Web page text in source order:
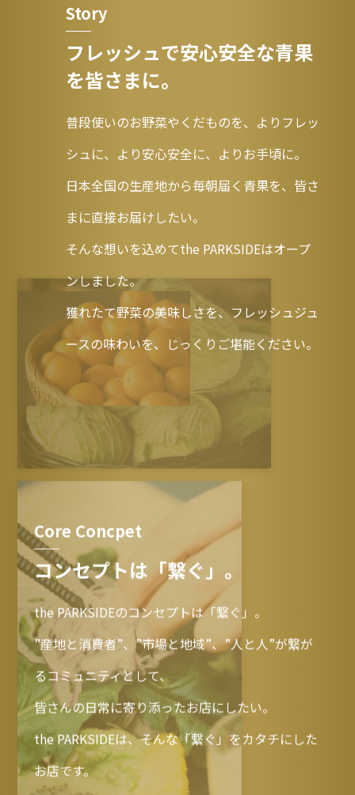
Story
フレッシュで安心安全な青果
を皆さまに。
普段使いのお野菜やくだものを、よりフレッ
シュに、より安心安全に、よりお手頃に。
日本全国の生産地から毎朝届く青果を、皆さ
まに直接お届けしたい。
そんな想いを込めてthe PARKSIDEはオープ
ンしました。
獲れたて野菜の美味しさを、フレッシュジュ
ースの味わいを、じっくりご堪能ください。
Core Concpet
コンセプトは「繋ぐ」。
the PARKSIDEのコンセプトは「繋ぐ」。
”産地と消費者”、”市場と地域”、”人と人”が繋が
るコミュニティとして、
皆さんの日常に寄り添ったお店にしたい。
the PARKSIDEは、そんな「繋ぐ」をカタチにした
お店です。